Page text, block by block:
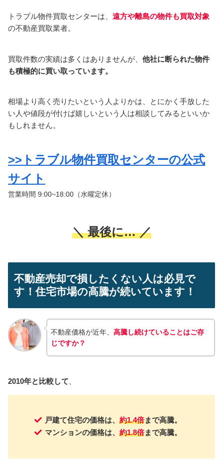
トラブル物件買取センターは、 遠方や離島の物件も買取対象
の不動産買取業者。
買取件数の実績は多くはありませんが、 他社に断られた物件
も積極的に買い取っています。
相場より高く売りたいという人よりかは、とにかく手放した
い人や値段が付けば嬉しいという人は相談してみるといいか
もしれません。
>>トラブル物件買取センターの公式
サイト
営業時間 9:00~18:00（水曜定休）
＼ 最後に… ／
不動産売却で損したくない人は必見で
す！住宅市場の高騰が続いています！
不動産価格が近年、 高騰し続けていることはご存
じですか？
2010年と比較して
戸建て住宅の価格は、 約1.4倍まで高騰。
マンションの価格は、 約1.8倍まで高騰。